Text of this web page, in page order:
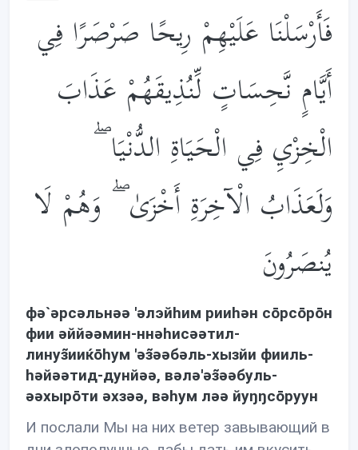
فَأَرْسَلْنَا عَلَيْهِمْ رِيحًا صَرْصَرًا فِي
أَيَّامٍ نَّحِسَاتٍ لِّنُذِيقَهُمْ عَذَابَ
الْخِزْيِ فِي الْحَيَاةِ الدُّنْيَا ۖ
وَلَعَذَابُ الْآخِرَةِ أَخْزَىٰ ۖ وَهُمْ لَا
يُنصَرُونَ
фə`əрсəльнəə 'əлэйhим рииhəн сōрсōрōн
фии əййəəмин-ннəhисəəтил-
линуз̃ииќōhум 'əз̃əəбəль-хызйи фииль-
həйəəтид-дунйəə, вəлə'əз̃əəбуль-
əəхырōти əхзəə, вəhум лəə йуŋŋсōруун
И послали Мы на них ветер завывающий в